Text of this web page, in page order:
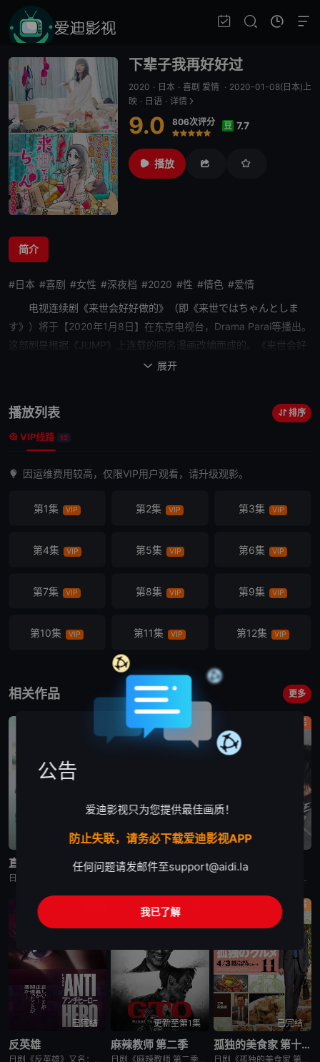
下辈子我再好好过
2020 · 日本 · 喜剧 爱情 · 2020-01-08(日本)上
映 · 日语 · 详情
9.0 806次评分
很差
较差
还行推荐力荐
豆 7.7
播放
简介
#日本 #喜剧 #女性 #深夜档 #2020 #性 #情色 #爱情
电视连续剧《来世会好好做的》（即《来世ではちゃんとしま
す》）将于【2020年1月8日】在东京电视台，Drama Parai等播出。
这部剧是根据《JUMP》上连载的同名漫画改编而成的。《来世会好
好做的》以CG制作公司的「三角工作室」为舞台，描写了在不同男
一事实，她一方面感到空虚，另一方面也表示「算了算了，下辈子我
会好好做的」；有不负责任地玩弄女性的帅哥【松田健】（小关裕太
友的年数=年龄”的处女【高杉梅】（太田莉菜饰）；还有受过伤害
给风俗店的男人等等。该剧的编剧将由《恋之月》、《只想住在吉祥
 展开
播放列表 排序
VIP线路 12
因运维费用较高，仅限VIP用户观看，请升级观影。
第1集 VIP 第2集 VIP 第3集 VIP
第4集 VIP 第5集 VIP 第6集 VIP
第7集 VIP 第8集 VIP 第9集 VIP
第10集 VIP 第11集 VIP 第12集 VIP
相关作品 更多
更新至第4集
直到T恤干透
剧情
更新至第5集
一次元的扦插
剧情
杀手妈咪
日剧《杀手妈咪》又名：主妇杀手,有夫之妇杀手,Married Woman Killer,A Bona Fide Killer,유부녀 킬러，讲述了：改编自同名漫画。35岁的俞宝娜过着相夫教子的普通生活
已完结
反英雄
日剧《反英雄》又名：ANTI HERO,アンチヒーロー，讲述了：本剧超越了“律政电视剧”的框架，通过长谷川博己饰演的反英雄，向观众传达“正义到底是什么?”“被认为是世上的恶，真的是坏事吗?”，以快速的
更新至第1集
麻辣教师 第二季
日剧《麻辣教师 第二季》又名：GTO 2,GTO 続編，讲述了：故事背景设定在由大型企业出资设立的私立诚进学园。在这个推崇数字化管理、师生评价透明化的“令和教育现场”，52岁的鬼塚英吉将出任班主任。面
剧情
已完结
孤独的美食家 第十一季
日剧《孤独的美食家 第十一季》又名：孤独のグルメ Season11，讲述了：《孤独的美食家》 第11季宣布回归，定档4月3日开播。这也是继2022年10月第10季播出以来，该系列时隔三年半再次推出新一
公告
爱迪影视只为您提供最佳画质！
防止失联，请务必下载爱迪影视APP
任何问题请发邮件至support@aidi.la
我已了解